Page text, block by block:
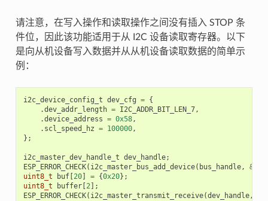
请注意，在写入操作和读取操作之间没有插入 STOP 条
件位，因此该功能适用于从 I2C 设备读取寄存器。以下
是向从机设备写入数据并从从机设备读取数据的简单示
例：
i2c_device_config_t dev_cfg = {
.dev_addr_length = I2C_ADDR_BIT_LEN_7,
.device_address = 0x58,
. scl_speed_hz = 100000,
};
i2c_master_dev_handle_t dev_handle;
ESP_ERROR_CHECK( i2c_master_bus_add_device( bus_handle, &
uint8_t
buf[ 20] = {0x20};
uint8_t
buffer[ 2];
ESP_ERROR_CHECK( i2c_master_transmit_receive(dev_handle,